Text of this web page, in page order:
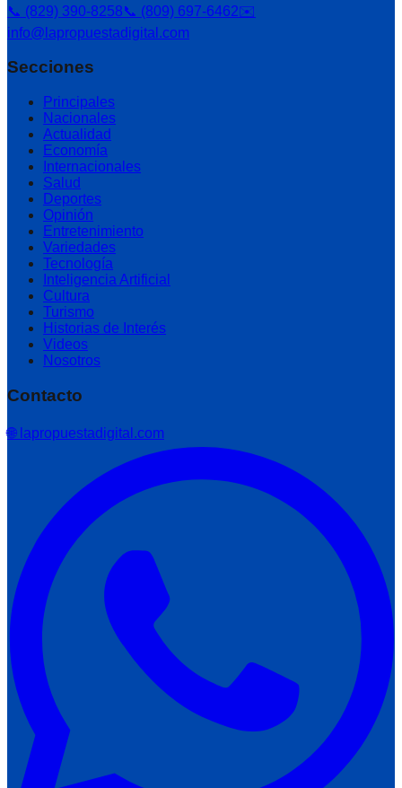
📞 (829) 390-8258📞 (809) 697-6462✉️
info@lapropuestadigital.com
Secciones
Principales
Nacionales
Actualidad
Economía
Internacionales
Salud
Deportes
Opinión
Entretenimiento
Variedades
Tecnología
Inteligencia Artificial
Cultura
Turismo
Historias de Interés
Videos
Nosotros
Contacto
🌐 lapropuestadigital.com